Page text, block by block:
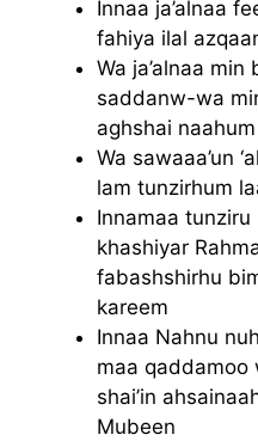
Innaa ja’alnaa
fahiya ilal
Wa ja’alnaa
saddanw-wa
aghshai
Wa sawaaa’un
lam tunzirhum
Innamaa
khashiyar
fabashshirhu
kareem
Innaa Nahnu
maa qaddamoo
shai’in
Mubeen